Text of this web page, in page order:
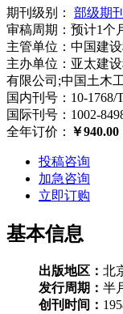
期刊级别： 部级期刊
审稿周期： 预计1个
主管单位： 中国建
主办单位： 亚太建
有限公司;中国土木
国内刊号： 10-1768/
国际刊号： 1002-
全年订价： ￥940.00
投稿咨询
加急咨询
立即订购
基本信息
出版地区： 北
发行周期： 半
创刊时间：